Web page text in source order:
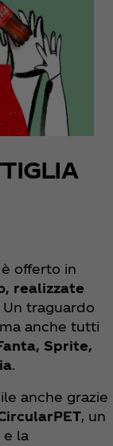
offerto in
realizzate
Un traguardo
anche tutti
Sprite,
.
anche grazie
, un
e la